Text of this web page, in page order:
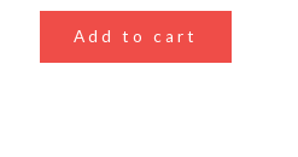
Add to cart